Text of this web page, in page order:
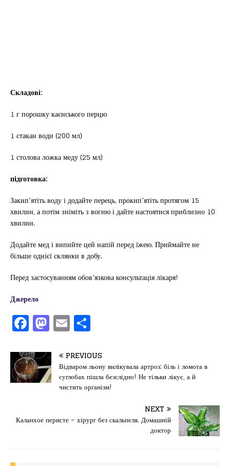
Складові:
1 г порошку каєнського перцю
1 стакан води (200 мл)
1 столова ложка меду (25 мл)
підготовка:
Закип’ятіть воду і додайте перець, прокип’ятіть протягом 15
хвилин, а потім зніміть з вогню і дайте настоятися приблизно 10
хвилин.
Додайте мед і випийте цей напій перед їжею. Приймайте не
більше однієї склянки в добу.
Перед застосуванням обов’язкова консультація лікаря!
Джерело
F
a
c
e
b
o
M
a
st
o
d
n
E
m
ai
l
іл
и
т
я
PREVIOUS
Відваром льону вилікувала артроз: біль і ломота в
суглобах пішла безслідно! Не тільки лікує, а й
чистить організм!
NEXT
Каланхое перисте – хірург без скальпеля. Домашній
доктор